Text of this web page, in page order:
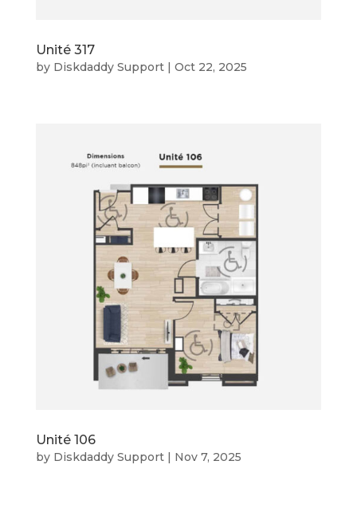
Unité 317
by Diskdaddy Support| Oct 22, 2025
Unité 106
by Diskdaddy Support| Nov 7, 2025